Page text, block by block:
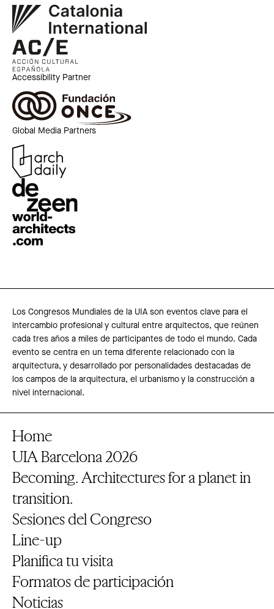
Accessibility Partner
Global Media Partners
Los Congresos Mundiales de la UIA son eventos clave para el
intercambio profesional y cultural entre arquitectos, que reúnen
cada tres años a miles de participantes de todo el mundo. Cada
evento se centra en un tema diferente relacionado con la
arquitectura, y desarrollado por personalidades destacadas de
los campos de la arquitectura, el urbanismo y la construcción a
nivel internacional.
Home
UIA Barcelona 2026
Becoming. Architectures for a planet in
transition.
Sesiones del Congreso
Line-up
Planifica tu visita
Formatos de participación
Noticias